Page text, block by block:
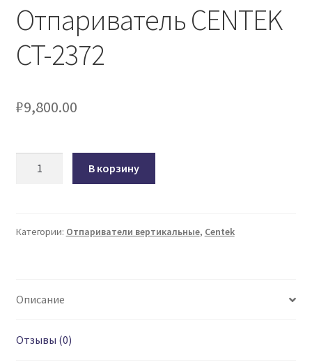
Отпариватель CENTEK
CT-2372
₽9,800.00
CT-
В корзину
Категории: Отпариватели вертикальные, Centek
Описание
Отзывы (0)